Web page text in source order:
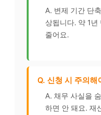
A. 변제 기간 단
상됩니다. 약 1년
줄어요.
Q. 신청 시 주의해
A. 채무 사실을
하면 안 돼요. 재